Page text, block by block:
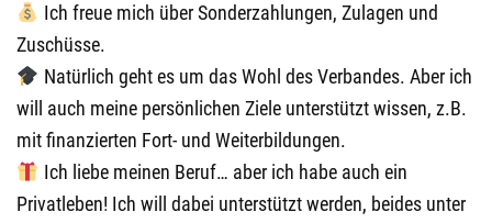
Ich freue mich über Sonderzahlungen, Zulagen und
Zuschüsse.
Natürlich geht es um das Wohl des Verbandes. Aber ich
will auch meine persönlichen Ziele unterstützt wissen, z.B.
mit finanzierten Fort- und Weiterbildungen.
Ich liebe meinen Beruf… aber ich habe auch ein
Privatleben! Ich will dabei unterstützt werden, beides unter